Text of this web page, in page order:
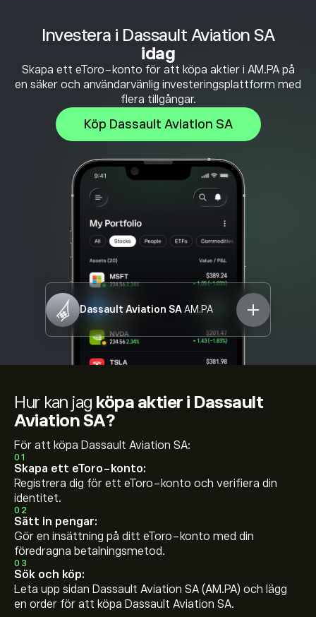
Investera i Dassault Aviation SA
idag
Skapa ett eToro-konto för att köpa aktier i AM.PA på
en säker och användarvänlig investeringsplattform med
flera tillgångar.
Köp Dassault Aviation SA
Dassault Aviation SAAM.PA
Hur kan jag köpa aktier i Dassault
Aviation SA?
För att köpa Dassault Aviation SA:
01
Skapa ett eToro-konto:
Registrera dig för ett eToro-konto och verifiera din
identitet.
02
Sätt in pengar:
Gör en insättning på ditt eToro-konto med din
föredragna betalningsmetod.
03
Sök och köp:
Leta upp sidan Dassault Aviation SA (AM.PA) och lägg
en order för att köpa Dassault Aviation SA.